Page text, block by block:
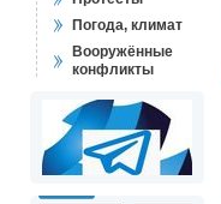
Погода, климат
Вооружённые
конфликты